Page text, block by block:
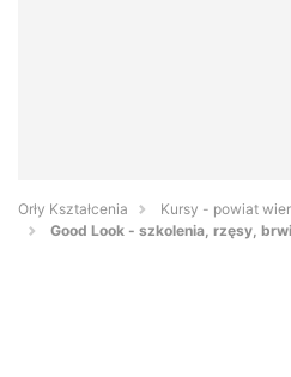
Orły Kształcenia
Kursy - powiat
Good Look - szkolenia, rzęsy,